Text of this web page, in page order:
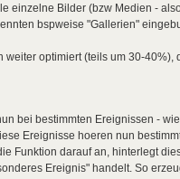
einzelne Bilder (bzw Medien -
bspweise "Gallerien"
optimiert (teils um 30-40%),
bei bestimmten Ereignissen -
Ereignisse hoeren nun
Funktion darauf an, hinterlegt
Ereignis" handelt. So